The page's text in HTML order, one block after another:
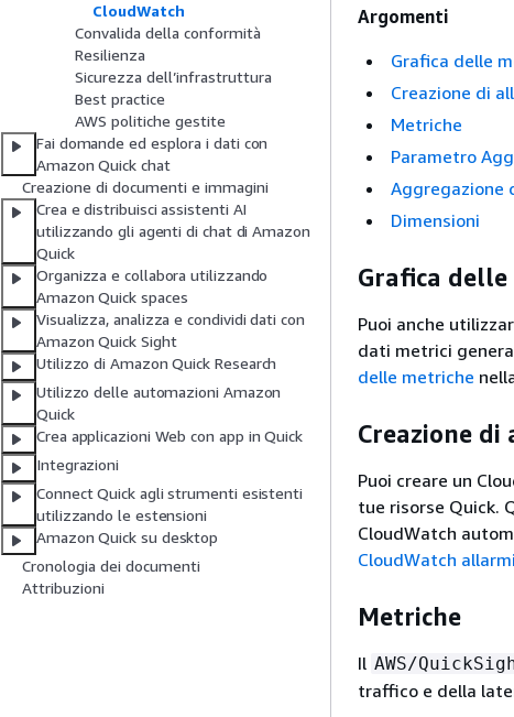
CloudWatch
Convalida della conformità
Resilienza
Sicurezza dell’infrastruttura
Best practice
AWS politiche gestite
Fai domande ed esplora i dati con
Amazon Quick chat
Creazione di documenti e immagini
Crea e distribuisci assistenti AI
utilizzando gli agenti di chat di Amazon
Quick
Organizza e collabora utilizzando
Amazon Quick spaces
Visualizza, analizza e condividi dati con
Amazon Quick Sight
Utilizzo di Amazon Quick Research
Utilizzo delle automazioni Amazon
Quick
Crea applicazioni Web con app in Quick
Integrazioni
Connect Quick agli strumenti esistenti
utilizzando le estensioni
Amazon Quick su desktop
Cronologia dei documenti
Attribuzioni
Argomenti
Grafica delle
Creazione di
Metriche
Parametro
Aggregazione
Dimensioni
Grafica delle
Puoi anche
dati metrici
delle metriche
Creazione di
Puoi creare un
tue risorse Quick.
CloudWatch
CloudWatch
Metriche
Il AWS/
traffico e della